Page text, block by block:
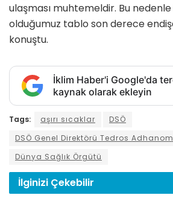
ulaşması muhtemeldir. Bu nedenle
olduğumuz tablo son derece
konuştu.
İklim Haber'i Google'da
kaynak olarak ekleyin
Tags: aşırı sıcaklar
DSÖ
DSÖ Genel Direktörü Tedros
Dünya Sağlık Örgütü
İlginizi Çekebilir